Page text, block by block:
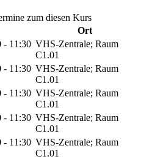
zum diesen Kurs
Ort
- 11:30 VHS-Zentrale; Raum
C1.01
- 11:30 VHS-Zentrale; Raum
C1.01
- 11:30 VHS-Zentrale; Raum
C1.01
- 11:30 VHS-Zentrale; Raum
C1.01
- 11:30 VHS-Zentrale; Raum
C1.01